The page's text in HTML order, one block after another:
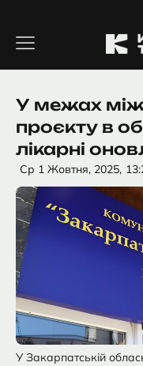
вмісту
У межах
проєкту в
лікарні
Ср 1 Жовтня, 2025,
У Закарпатській